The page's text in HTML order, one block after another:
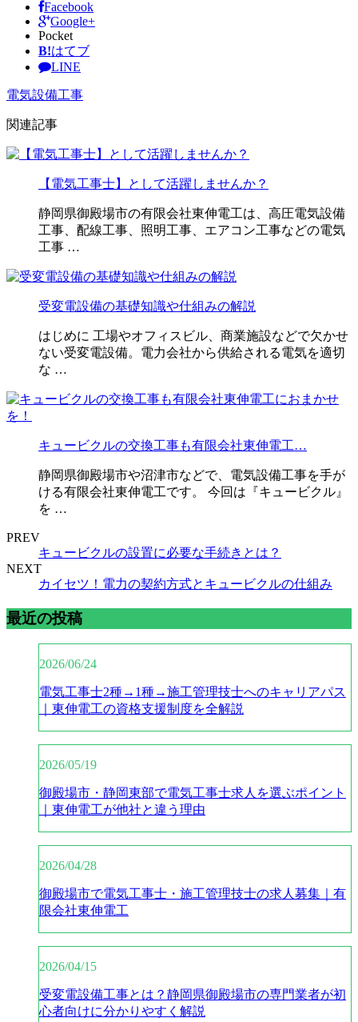
Facebook
Google+
Pocket
B!はてブ
LINE
電気設備工事
関連記事
【電気工事士】として活躍しませんか？
静岡県御殿場市の有限会社東伸電工は、高圧電気設備
工事、配線工事、照明工事、エアコン工事などの電気
工事 …
受変電設備の基礎知識や仕組みの解説
はじめに 工場やオフィスビル、商業施設などで欠かせ
ない受変電設備。電力会社から供給される電気を適切
な …
キュービクルの交換工事も有限会社東伸電工…
静岡県御殿場市や沼津市などで、電気設備工事を手が
ける有限会社東伸電工です。 今回は『キュービクル』
を …
PREV
キュービクルの設置に必要な手続きとは？
NEXT
カイセツ！電力の契約方式とキュービクルの仕組み
最近の投稿
2026/06/24
電気工事士2種→1種→施工管理技士へのキャリアパス
｜東伸電工の資格支援制度を全解説
2026/05/19
御殿場市・静岡東部で電気工事士求人を選ぶポイント
｜東伸電工が他社と違う理由
2026/04/28
御殿場市で電気工事士・施工管理技士の求人募集｜有
限会社東伸電工
2026/04/15
受変電設備工事とは？静岡県御殿場市の専門業者が初
心者向けに分かりやすく解説